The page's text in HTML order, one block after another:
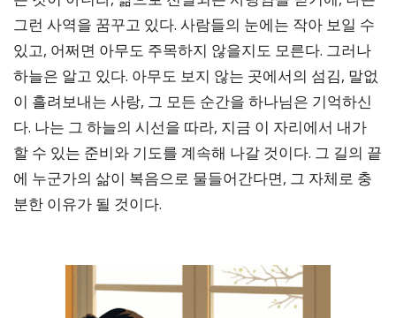
그런 사역을 꿈꾸고 있다. 사람들의 눈에는 작아 보일 수
있고, 어쩌면 아무도 주목하지 않을지도 모른다. 그러나
하늘은 알고 있다. 아무도 보지 않는 곳에서의 섬김, 말없
이 흘려보내는 사랑, 그 모든 순간을 하나님은 기억하신
다. 나는 그 하늘의 시선을 따라, 지금 이 자리에서 내가
할 수 있는 준비와 기도를 계속해 나갈 것이다. 그 길의 끝
에 누군가의 삶이 복음으로 물들어간다면, 그 자체로 충
분한 이유가 될 것이다.